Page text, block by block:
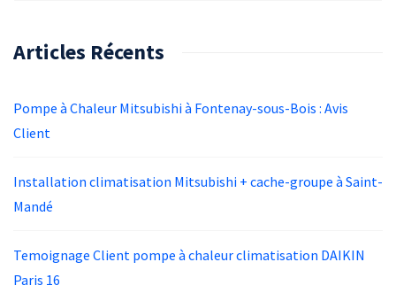
Articles Récents
Pompe à Chaleur Mitsubishi à Fontenay-sous-Bois : Avis
Client
Installation climatisation Mitsubishi + cache-groupe à Saint-
Mandé
Temoignage Client pompe à chaleur climatisation DAIKIN
Paris 16